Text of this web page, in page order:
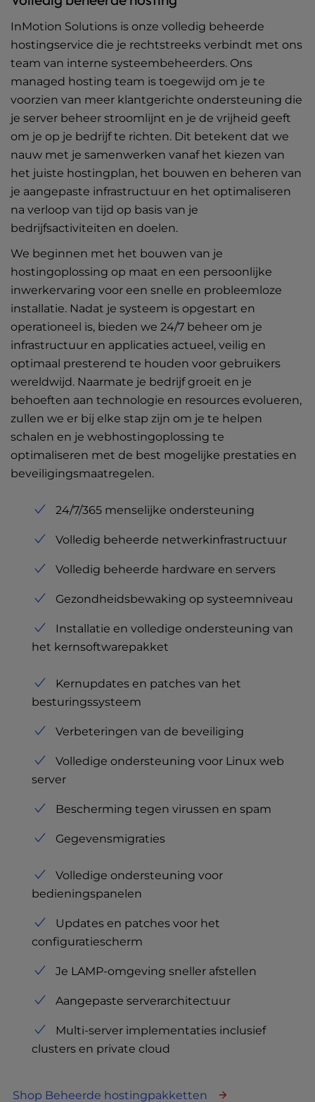
InMotion Solutions is onze volledig beheerde
hostingservice die je rechtstreeks verbindt met ons
team van interne systeembeheerders. Ons
managed hosting team is toegewijd om je te
voorzien van meer klantgerichte ondersteuning die
je server beheer stroomlijnt en je de vrijheid geeft
om je op je bedrijf te richten. Dit betekent dat we
nauw met je samenwerken vanaf het kiezen van
het juiste hostingplan, het bouwen en beheren van
je aangepaste infrastructuur en het optimaliseren
na verloop van tijd op basis van je
bedrijfsactiviteiten en doelen.
We beginnen met het bouwen van je
hostingoplossing op maat en een persoonlijke
inwerkervaring voor een snelle en probleemloze
installatie. Nadat je systeem is opgestart en
operationeel is, bieden we 24/7 beheer om je
infrastructuur en applicaties actueel, veilig en
optimaal presterend te houden voor gebruikers
wereldwijd. Naarmate je bedrijf groeit en je
behoeften aan technologie en resources evolueren,
zullen we er bij elke stap zijn om je te helpen
schalen en je webhostingoplossing te
optimaliseren met de best mogelijke prestaties en
beveiligingsmaatregelen.
24/7/365 menselijke ondersteuning
Volledig beheerde netwerkinfrastructuur
Volledig beheerde hardware en servers
Gezondheidsbewaking op systeemniveau
Installatie en volledige ondersteuning van
het kernsoftwarepakket
Kernupdates en patches van het
besturingssysteem
Verbeteringen van de beveiliging
Volledige ondersteuning voor Linux web
server
Bescherming tegen virussen en spam
Gegevensmigraties
Volledige ondersteuning voor
bedieningspanelen
Updates en patches voor het
configuratiescherm
Je LAMP-omgeving sneller afstellen
Aangepaste serverarchitectuur
Multi-server implementaties inclusief
clusters en private cloud
Shop Beheerde hostingpakketten